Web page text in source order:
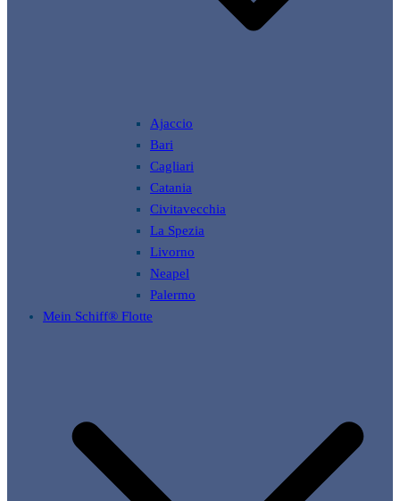
Ajaccio
Bari
Cagliari
Catania
Civitavecchia
La Spezia
Livorno
Neapel
Palermo
Mein Schiff® Flotte